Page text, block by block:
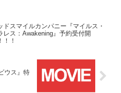
ドスマイルカンパニー『マイルス・
レス：Awakening』予約受付開
！！
ウス』特